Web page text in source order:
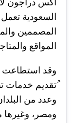
اكس دراجون
السعودية
المصممين
المواقع
وقد استطاعت
ُتقديم خدمات
وعدد من
ومصر، وغيرها